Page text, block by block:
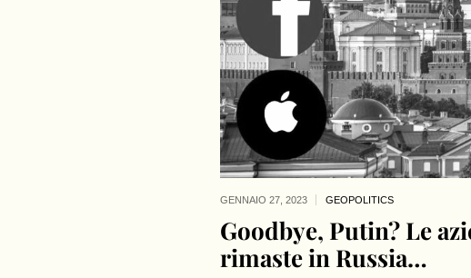
GENNAIO 27, 2023 GEOPOLITICS
Goodbye, Putin? Le
rimaste in Russia…